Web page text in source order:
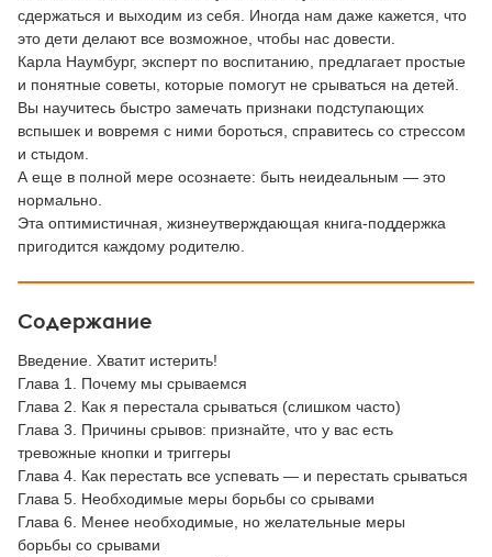
сдержаться и выходим из себя. Иногда нам даже кажется, что
это дети делают все возможное, чтобы нас довести.
Карла Наумбург, эксперт по воспитанию, предлагает простые
и понятные советы, которые помогут не срываться на детей.
Вы научитесь быстро замечать признаки подступающих
вспышек и вовремя с ними бороться, справитесь со стрессом
и стыдом.
А еще в полной мере осознаете: быть неидеальным — это
нормально.
Эта оптимистичная, жизнеутверждающая книга-поддержка
пригодится каждому родителю.
Содержание
Введение. Хватит истерить!
Глава 1. Почему мы срываемся
Глава 2. Как я перестала срываться (слишком часто)
Глава 3. Причины срывов: признайте, что у вас есть
тревожные кнопки и триггеры
Глава 4. Как перестать все успевать — и перестать срываться
Глава 5. Необходимые меры борьбы со срывами
Глава 6. Менее необходимые, но желательные меры
борьбы со срывами